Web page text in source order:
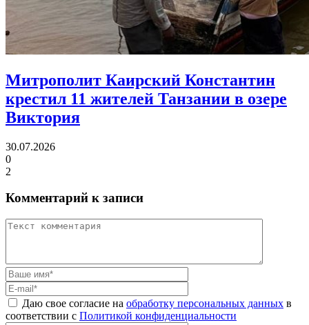
Митрополит Каирский Константин
крестил 11 жителей Танзании в озере
Виктория
30.07.2026
0
2
Комментарий к записи
Даю свое согласие на обработку персональных данных в
соответствии с Политикой конфиденциальности